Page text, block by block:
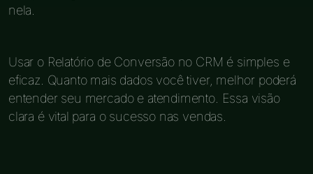
nela.
Usar o Relatório de Conversão no CRM é simples e
eficaz. Quanto mais dados você tiver, melhor poderá
entender seu mercado e atendimento. Essa visão
clara é vital para o sucesso nas vendas.